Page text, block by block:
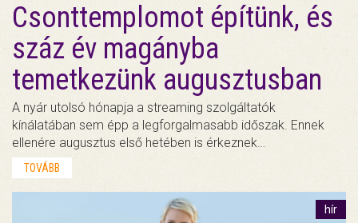
Csonttemplomot építünk, és
száz év magányba
temetkezünk augusztusban
A nyár utolsó hónapja a streaming szolgáltatók
kínálatában sem épp a legforgalmasabb időszak. Ennek
ellenére augusztus első hetében is érkeznek…
TOVÁBB
hír